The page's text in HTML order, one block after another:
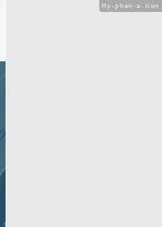
Hy-phen-a-tion